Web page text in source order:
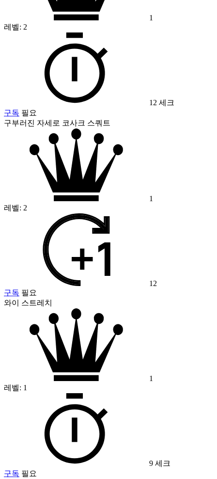
1
레벨: 2
12 세크
구독 필요
구부러진 자세로 코사크 스쿼트
1
레벨: 2
12
구독 필요
와이 스트레치
1
레벨: 1
9 세크
구독 필요